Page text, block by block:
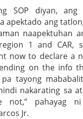
SOP diyan,
apektado ang
naapektuhan
1 and
now to declare a
on the info
tayong
nakarating sa
not,” pahayag ni
Jr.